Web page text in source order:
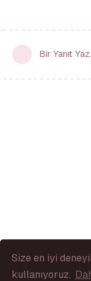
Size en iyi
kullanıyoruz.
Bir Yanıt